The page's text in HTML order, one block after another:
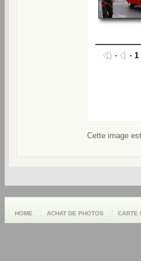
· · 1
Cette image
HOME ACHAT DE PHOTOS CARTE